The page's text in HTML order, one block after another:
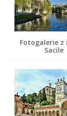
Fotogalerie z
Sacile